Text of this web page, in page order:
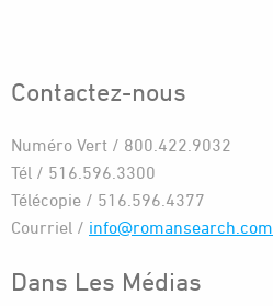
Contactez-nous
Numéro Vert / 800.422.9032
Tél / 516.596.3300
Télécopie / 516.596.4377
Courriel / info@romansearch.com
Dans Les Médias